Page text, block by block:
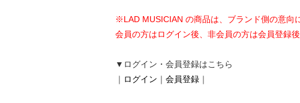
※LAD MUSICIAN の商品は、ブランド側の意向
会員の方はログイン後、非会員の方は会員登録後
▼ログイン・会員登録はこちら
｜ ログイン ｜ 会員登録｜